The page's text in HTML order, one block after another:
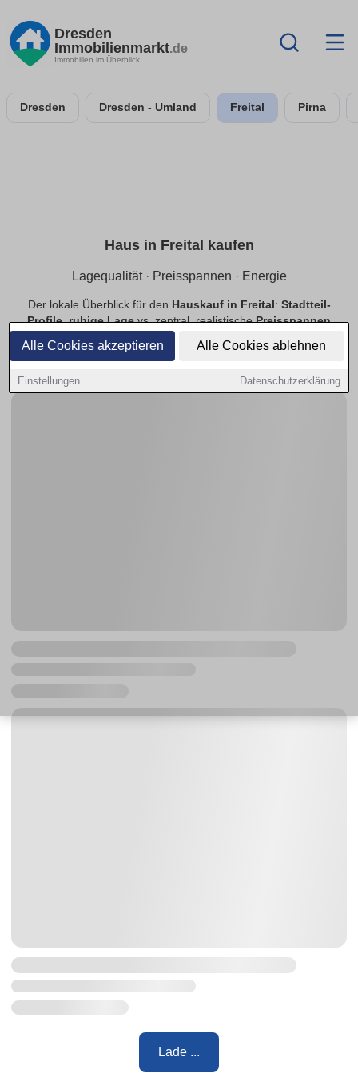
Alle Cookies akzeptieren Alle Cookies ablehnen
Einstellungen Datenschutzerklärung
Dresden
Immobilienmarkt.de
Immobilien im Überblick
Dresden Dresden - Umland Freital Pirna
Haus in Freital kaufen
Lagequalität · Preisspannen · Energie
Der lokale Überblick für den Hauskauf in Freital : Stadtteil-
Profile,ruhige Lagevs. zentral, realistischePreisspannen
&
filterbar.
Lade ...